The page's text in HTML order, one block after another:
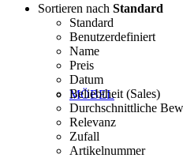
MÖBEL
Sortieren nach Standard
Standard
Benutzerdefiniert
Name
Preis
Datum
Beliebtheit (Sales)
Durchschnittliche
Relevanz
Zufall
Artikelnummer